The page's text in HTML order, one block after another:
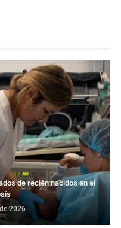
de recién nacidos en el
2026